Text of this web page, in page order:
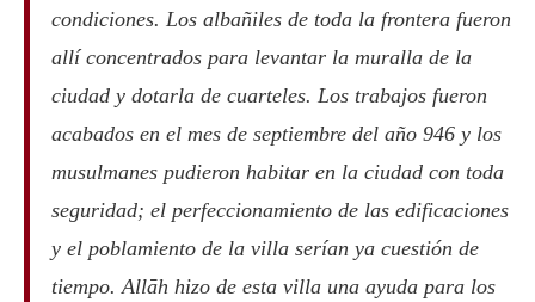
condiciones. Los albañiles de toda la frontera fueron
allí concentrados para levantar la muralla de la
ciudad y dotarla de cuarteles. Los trabajos fueron
acabados en el mes de septiembre del año 946 y los
musulmanes pudieron habitar en la ciudad con toda
seguridad; el perfeccionamiento de las edificaciones
y el poblamiento de la villa serían ya cuestión de
tiempo. Allāh hizo de esta villa una ayuda para los